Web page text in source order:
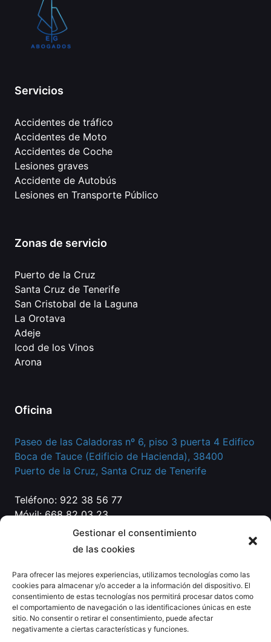
Gestionar el consentimiento
de las cookies
Para ofrecer las mejores experiencias, utilizamos tecnologías como las
cookies para almacenar y/o acceder a la información del dispositivo. El
consentimiento de estas tecnologías nos permitirá procesar datos como
el comportamiento de navegación o las identificaciones únicas en este
sitio. No consentir o retirar el consentimiento, puede afectar
negativamente a ciertas características y funciones.
Servicios
Accidentes de tráfico
Accidentes de Moto
Accidentes de Coche
Lesiones graves
Accidente de Autobús
Lesiones en Transporte Público
Zonas de servicio
Puerto de la Cruz
Santa Cruz de Tenerife
San Cristobal de la Laguna
La Orotava
Adeje
Icod de los Vinos
Arona
Oficina
Paseo de las Caladoras nº 6, piso 3 puerta 4 Edifico
Boca de Tauce (Edificio de Hacienda), 38400
Puerto de la Cruz, Santa Cruz de Tenerife
Teléfono: 922 38 56 77
Móvil: 668 82 03 23
info@eg-abogados.com